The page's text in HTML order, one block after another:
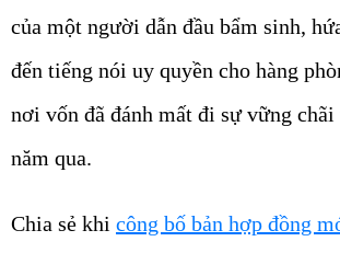
của một người dẫn đầu bẩm sinh,
đến tiếng nói uy quyền cho hàng
nơi vốn đã đánh mất đi sự vững
năm qua.
Chia sẻ khi công bố bản hợp đồng